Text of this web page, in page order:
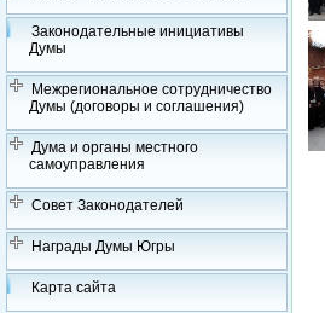
Законодательные инициативы
Думы
Межрегиональное сотрудничество
Думы (договоры и соглашения)
Дума и органы местного
самоуправления
Совет Законодателей
Награды Думы Югры
Карта сайта